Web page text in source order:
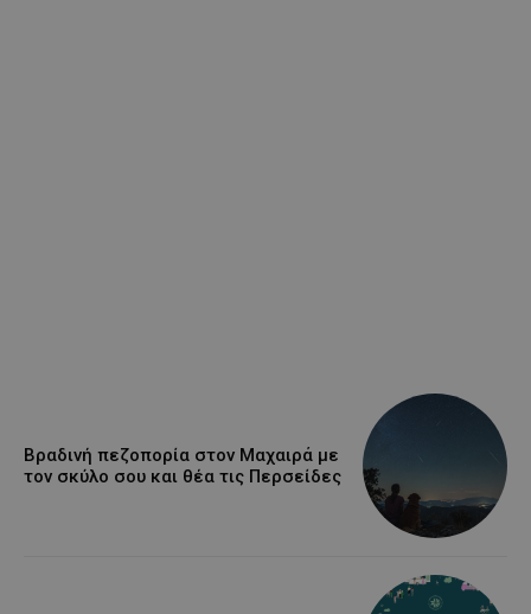
Βραδινή πεζοπορία στον Μαχαιρά με
τον σκύλο σου και θέα τις Περσείδες